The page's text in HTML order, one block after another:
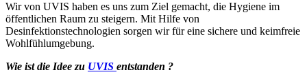
Wir von UVIS haben es uns zum Ziel gemacht, die Hygiene im
öffentlichen Raum zu steigern. Mit Hilfe von
Desinfektionstechnologien sorgen wir für eine sichere und keimfreie
Wohlfühlumgebung.
Wie ist die Idee zu UVIS entstanden ?